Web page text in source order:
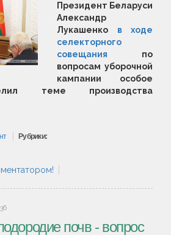
Президент Беларуси
Александр
Лукашенко в ходе
селекторного
совещания по
вопросам уборочной
кампании особое
теме производства
Рубрики:
почв - вопрос